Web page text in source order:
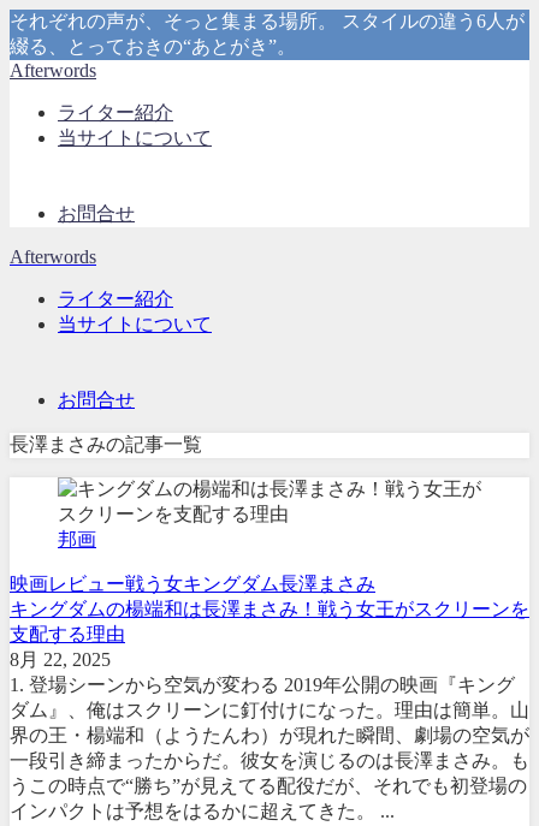
それぞれの声が、そっと集まる場所。 スタイルの違う6人が
綴る、とっておきの“あとがき”。
Afterwords
ライター紹介
当サイトについて
お問合せ
Afterwords
ライター紹介
当サイトについて
お問合せ
長澤まさみの記事一覧
邦画
映画レビュー戦う女キングダム長澤まさみ
キングダムの楊端和は長澤まさみ！戦う女王がスクリーンを
支配する理由
8月 22, 2025
1. 登場シーンから空気が変わる 2019年公開の映画『キング
ダム』、俺はスクリーンに釘付けになった。理由は簡単。山
界の王・楊端和（ようたんわ）が現れた瞬間、劇場の空気が
一段引き締まったからだ。彼女を演じるのは長澤まさみ。も
うこの時点で“勝ち”が見えてる配役だが、それでも初登場の
インパクトは予想をはるかに超えてきた。 ...